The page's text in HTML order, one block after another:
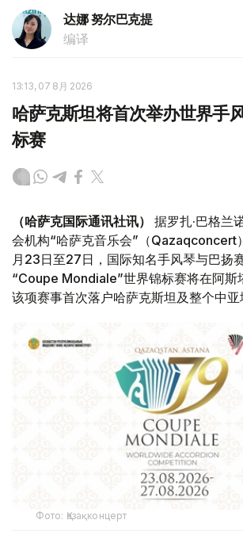
达娜 努尔巴克提
编译
13:13, 07 8月 2026
哈萨克斯坦将首次举办世界手
标赛
（哈萨克国际通讯社讯）
据罗扎·巴格兰
会机构“哈萨克音乐会”（Qazaqconcert
月23日至27日，国际知名手风琴与巴
“Coupe Mondiale”世界锦标赛将在阿斯
该项赛事首次落户哈萨克斯坦及整个中亚
Фото: Қазақконцерт